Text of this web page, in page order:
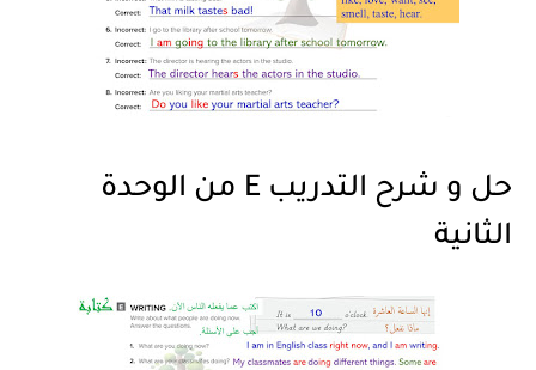
حل و شرح التدريب E من الوحدة
الثانية